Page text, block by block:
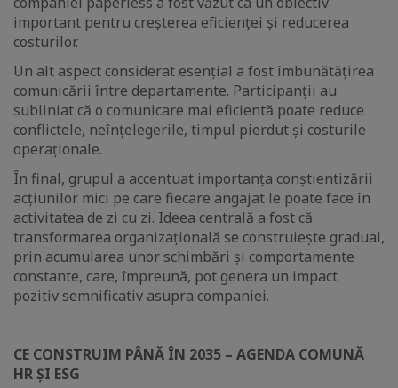
important pentru creșterea eficienței și reducerea
costurilor.
Un alt aspect considerat esențial a fost îmbunătățirea
comunicării între departamente. Participanții au
subliniat că o comunicare mai eficientă poate reduce
conflictele, neînțelegerile, timpul pierdut și costurile
operaționale.
În final, grupul a accentuat importanța conștientizării
acțiunilor mici pe care fiecare angajat le poate face în
activitatea de zi cu zi. Ideea centrală a fost că
transformarea organizațională se construiește gradual,
prin acumularea unor schimbări și comportamente
constante, care, împreună, pot genera un impact
pozitiv semnificativ asupra companiei.
CE CONSTRUIM PÂNĂ ÎN 2035 – AGENDA COMUNĂ
HR ȘI ESG